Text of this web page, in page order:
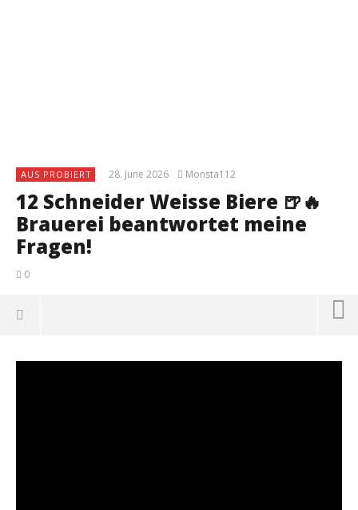
AUS PROBIERT 28. June 2026 Monsta112
12 Schneider Weisse Biere 🍺🔥
Brauerei beantwortet meine
Fragen!
0